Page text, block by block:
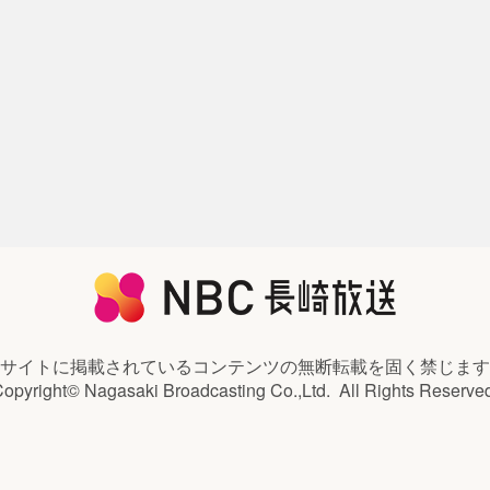
イトに掲載されているコンテンツの無断転載を固く禁じま
Nagasaki Broadcasting Co.,Ltd. All Rights